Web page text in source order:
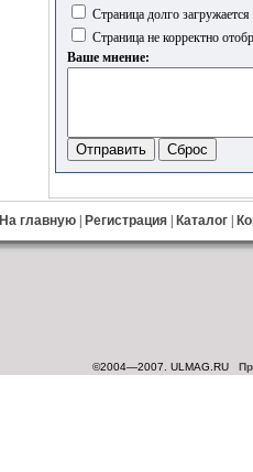
Страница долго загружается
Страница не корректно
Ваше мнение:
На главную| Регистрация| Каталог|
©2004—2007. ULMAG.RU